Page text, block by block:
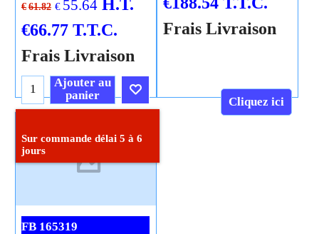
€ 61.82 € 55.64
€66.77 T.T.C.
Frais Livraison
Ajouter au
panier
Frais Livraison
Cliquez ici
Sur commande délai 5 à 6
jours
FB 165319